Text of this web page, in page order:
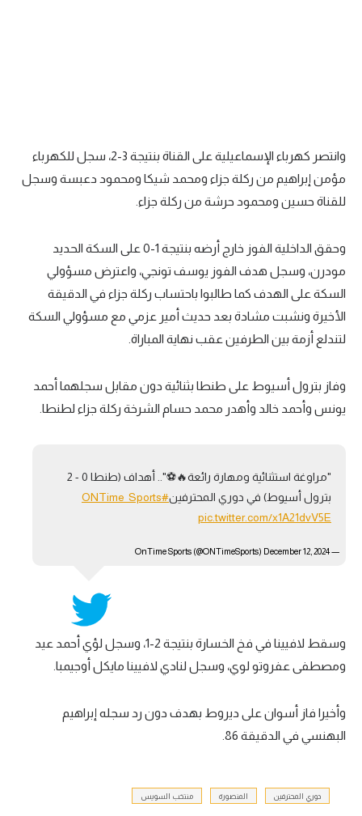
وانتصر كهرباء الإسماعيلية على القناة بنتيجة 3-2، سجل للكهرباء
مؤمن إبراهيم من ركلة جزاء ومحمد شيكا ومحمود دعبسة وسجل
للقناة حسين ومحمود حرشة من ركلة جزاء.
وحقق الداخلية الفوز خارج أرضه بنتيجة 1-0 على السكة الحديد
مودرن، وسجل هدف الفوز يوسف تونجي، واعترض مسؤولي
السكة على الهدف كما طالبوا باحتساب ركلة جزاء في الدقيقة
الأخيرة ونشبت مشادة بعد حديث أمير عزمي مع مسؤولي السكة
لتندلع أزمة بين الطرفين عقب نهاية المباراة.
وفاز بترول أسيوط على طنطا بثنائية دون مقابل سجلهما أحمد
يونس وأحمد خالد وأهدر محمد حسام الشرخة ركلة جزاء لطنطا.
"مراوغة استثنائية ومهارة رائعة🔥⚽".. أهداف (طنطا 0 - 2
بترول أسيوط) في دوري المحترفين#ONTime_Sports
pic.twitter.com/x1A21dvV5E
— OnTime Sports (@ONTimeSports)
December 12, 2024
وسقط لافيينا في فخ الخسارة بنتيجة 2-1، وسجل لؤي أحمد عيد
ومصطفى عفروتو لوي، وسجل لنادي لافيينا مايكل أوجيمبا.
وأخيرا فاز أسوان على ديروط بهدف دون رد سجله إبراهيم
البهنسي في الدقيقة 86.
دوري المحترفين المنصورة منتخب السويس